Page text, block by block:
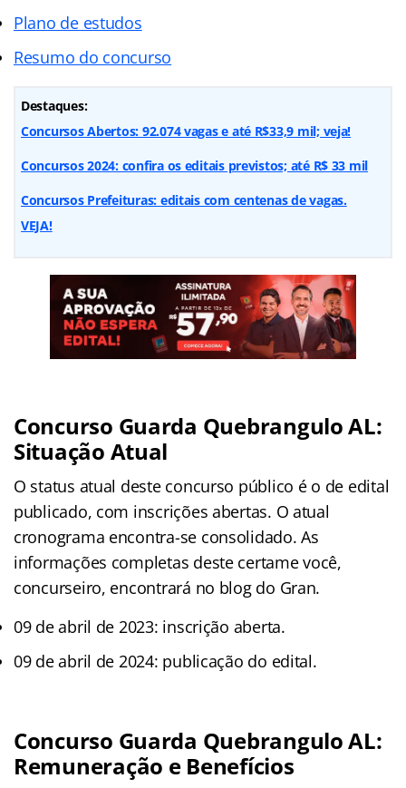
Plano de estudos
Resumo do concurso
Destaques:
Concursos Abertos: 92.074 vagas e até R$33,9 mil; veja!
Concursos 2024: confira os editais previstos; até R$ 33 mil
Concursos Prefeituras: editais com centenas de vagas.
VEJA!
Concurso Guarda Quebrangulo AL:
Situação Atual
O status atual deste concurso público é o de edital
publicado, com inscrições abertas. O atual
cronograma encontra-se consolidado. As
informações completas deste certame você,
concurseiro, encontrará no blog do Gran.
09 de abril de 2023: inscrição aberta.
09 de abril de 2024: publicação do edital.
Concurso Guarda Quebrangulo AL:
Remuneração e Benefícios